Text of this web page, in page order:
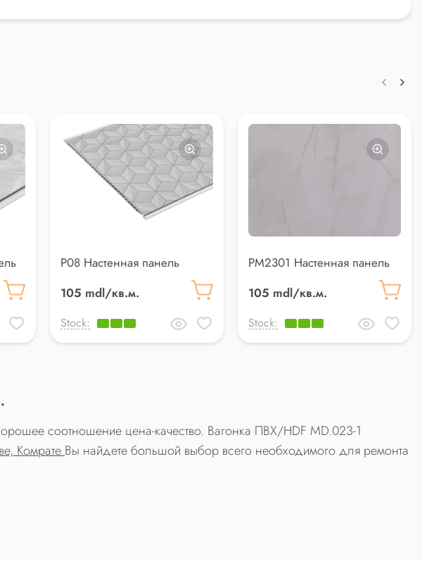
P08 Настенная панель
105 mdl/кв.м.
Stock:
PM2301 Настенная панель
105 mdl/кв.м.
Stock:
соотношение цена-качество. Вагонка ПВХ/HDF MD.023-1
Комрате Вы найдете большой выбор всего необходимого для ремонта